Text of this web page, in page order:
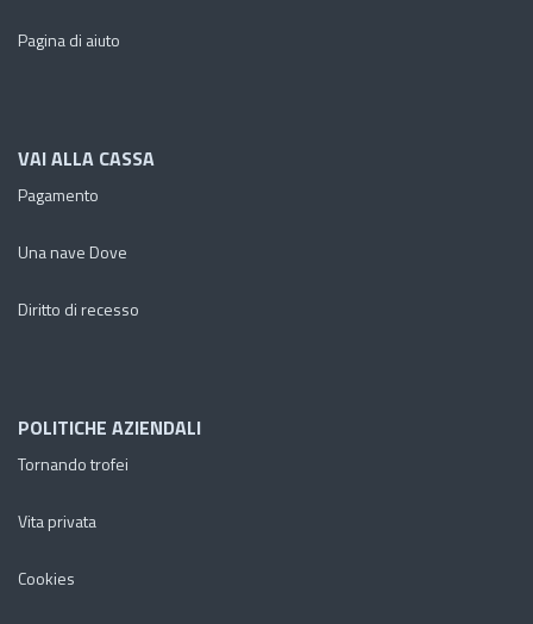
Pagina di aiuto
VAI ALLA CASSA
Pagamento
Una nave Dove
Diritto di recesso
POLITICHE AZIENDALI
Tornando trofei
Vita privata
Cookies